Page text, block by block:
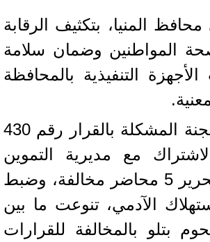
المنيا، بتكثيف الرقابة
المواطنين وضمان سلامة
التنفيذية بالمحافظة
ففي مركز ومدينة بني مزار، نفذت اللجنة المشكلة بالقرار رقم 430
بالاشتراك مع مديرية التموين
ومديرية الطب البيطري، أسفرت عن تحرير 5 محاضر مخالفة، وضبط
الآدمي، تنوعت ما بين
بتلو بالمخالفة للقرارات